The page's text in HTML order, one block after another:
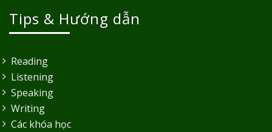
Tips & Hướng dẫn
Reading
Listening
Speaking
Writing
Các khóa học